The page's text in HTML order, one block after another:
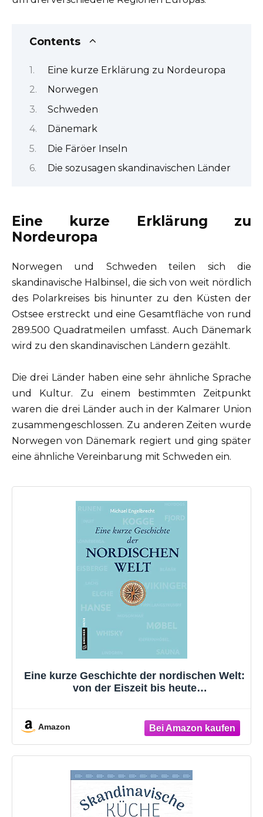
Contents
Eine kurze Erklärung zu Nordeuropa
Norwegen
Schweden
Dänemark
Die Färöer Inseln
Die sozusagen skandinavischen Länder
Eine kurze Erklärung zu
Nordeuropa
Norwegen und Schweden teilen sich die
skandinavische Halbinsel, die sich von weit nördlich
des Polarkreises bis hinunter zu den Küsten der
Ostsee erstreckt und eine Gesamtfläche von rund
289.500 Quadratmeilen umfasst. Auch Dänemark
wird zu den skandinavischen Ländern gezählt.
Die drei Länder haben eine sehr ähnliche Sprache
und Kultur. Zu einem bestimmten Zeitpunkt
waren die drei Länder auch in der Kalmarer Union
zusammengeschlossen. Zu anderen Zeiten wurde
Norwegen von Dänemark regiert und ging später
eine ähnliche Vereinbarung mit Schweden ein.
Eine kurze Geschichte der nordischen Welt:
von der Eiszeit bis heute
Amazon